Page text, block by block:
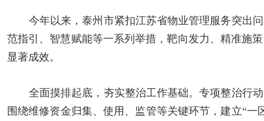
今年以来，泰州市紧扣江苏省物业管理服务突出
范指引、智慧赋能等一系列举措，靶向发力、精准施
显著成效。
全面摸排起底，夯实整治工作基础。专项整治行
围绕维修资金归集、使用、监管等关键环节，建立“一